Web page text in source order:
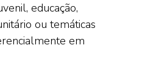
educação,
ou temáticas
em